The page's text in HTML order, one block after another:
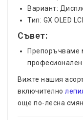
Вариант:
Тип: GX OLED
Съвет:
Препоръчваме
професионален
Вижте нашия
включително
още по-лесна